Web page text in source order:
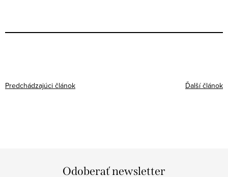
Predchádzajúci článok Ďalší článok
Odoberať newsletter